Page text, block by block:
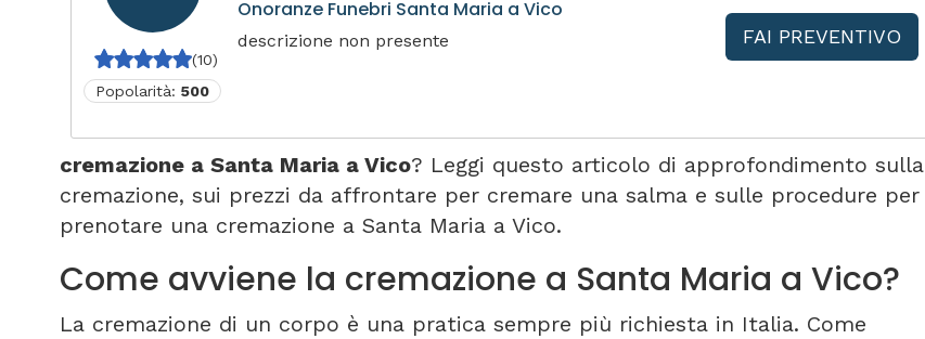
(10)
Popolarità: 500
Onoranze Funebri Santa Maria a Vico
descrizione non presente FAI PREVENTIVO
cremazione a Santa Maria a Vico? Leggi questo articolo di approfondimento sulla
cremazione, sui prezzi da affrontare per cremare una salma e sulle procedure per
prenotare una cremazione a Santa Maria a Vico.
Come avviene la cremazione a Santa Maria a Vico?
La cremazione di un corpo è una pratica sempre più richiesta in Italia. Come